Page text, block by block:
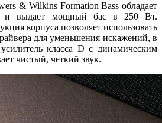
& Wilkins Formation Bass обладает
и выдает мощный бас в 250 Вт.
корпуса позволяет использовать
для уменьшения искажений, в
класса D с динамическим
чистый, четкий звук.